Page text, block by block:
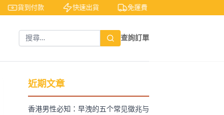
貨到付款 快速出貨 免運費
查詢訂單
近期文章
香港男性必知：早洩的五个常见徵兆与